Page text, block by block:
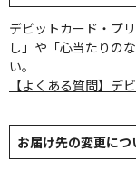
デビットカード・プ
し」や「心当たりの
い。
【よくある質問】デ
お届け先の変更につ